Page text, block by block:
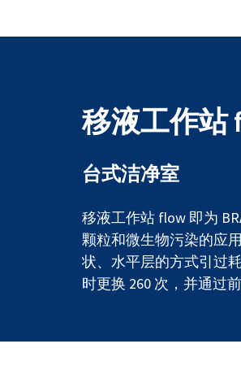
移液工作站
台式洁净室
移液工作站 flow 即为
颗粒和微生物污染的应
状、水平层的方式引过
时更换 260 次，并通过